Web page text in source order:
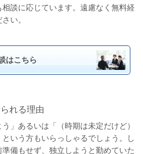
談に応じています。遠慮なく無料経
い。
はこちら
れる理由
う」あるいは「（時期は未定だけど）
いう方もいらっしゃるでしょう。し
備もせず、独立しようと勤めていた